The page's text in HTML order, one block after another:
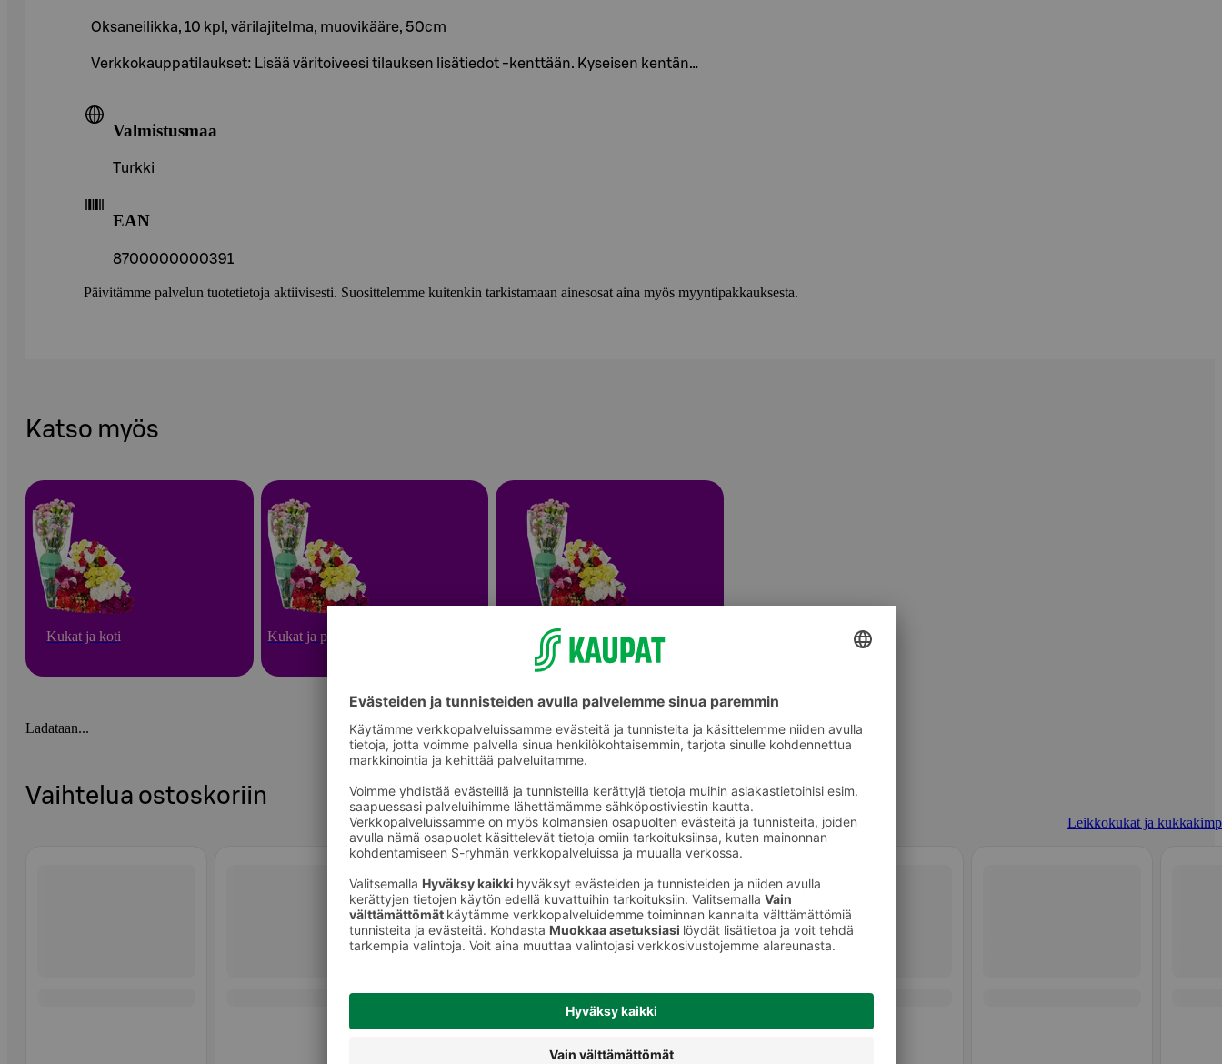
Oksaneilikka, 10 kpl, värilajitelma, muovikääre, 50cm
Verkkokauppatilaukset: Lisää väritoiveesi tilauksen lisätiedot -kenttään. Kyseisen kentän…
Valmistusmaa
Turkki
EAN
8700000000391
Päivitämme palvelun tuotetietoja aktiivisesti. Suosittelemme kuitenkin tarkistamaan ainesosat aina myös myyntipakkauksesta.
Katso myös
Kukat ja koti Kukat ja puutarha Leikkokukat ja kukkakimput
Ladataan...
Vaihtelua ostoskoriin
Leikkokukat ja